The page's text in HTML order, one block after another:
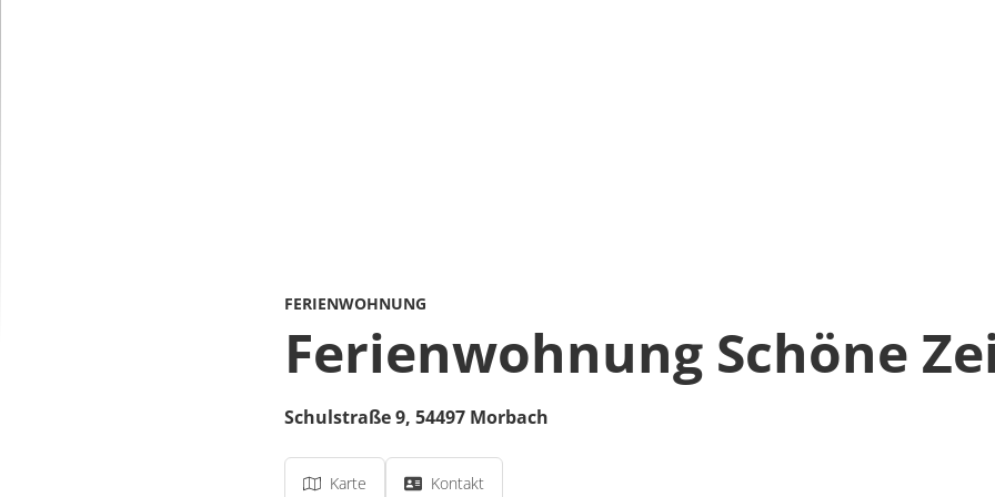
FERIENWOHNUNG
Ferienwohnung Schöne
Schulstraße 9, 54497 Morbach
Karte Kontakt